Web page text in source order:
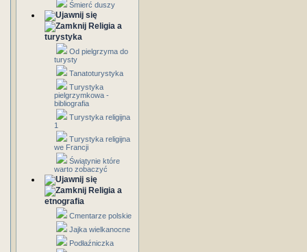
Śmierć duszy
Religia a
turystyka
Od pielgrzyma do
turysty
Tanatoturystyka
Turystyka
pielgrzymkowa -
bibliografia
Turystyka religijna
1
Turystyka religijna
we Francji
Świątynie które
warto zobaczyć
Religia a
etnografia
Cmentarze polskie
Jajka wielkanocne
Podłaźniczka